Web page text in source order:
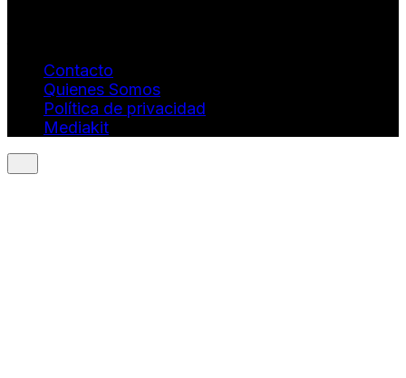
Contacto
Quienes Somos
Política de privacidad
Mediakit